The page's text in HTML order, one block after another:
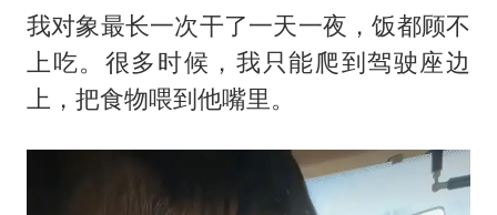
我对象最长一次干了一天一夜，饭都顾不
上吃。很多时候，我只能爬到驾驶座边
上，把食物喂到他嘴里。